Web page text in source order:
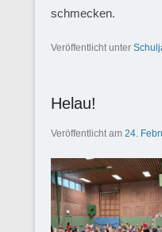
schmecken.
Veröffentlicht unter
Helau!
Veröffentlicht am 24.